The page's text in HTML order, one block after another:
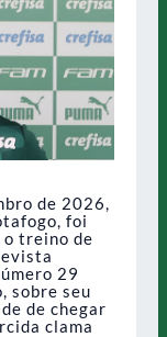
de 2026,
foi
o treino de
29
sobre seu
de chegar
clama